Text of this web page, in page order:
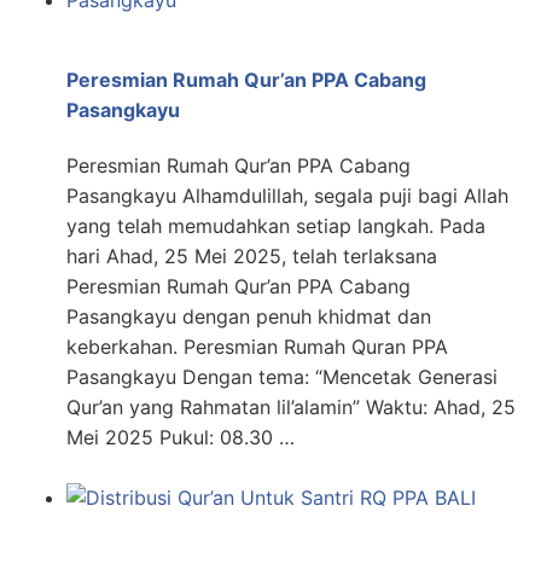
Peresmian Rumah Qur’an PPA Cabang
Pasangkayu
Peresmian Rumah Qur’an PPA Cabang
Pasangkayu Alhamdulillah, segala puji bagi Allah
yang telah memudahkan setiap langkah. Pada
hari Ahad, 25 Mei 2025, telah terlaksana
Peresmian Rumah Qur’an PPA Cabang
Pasangkayu dengan penuh khidmat dan
keberkahan. Peresmian Rumah Quran PPA
Pasangkayu Dengan tema: “Mencetak Generasi
Qur’an yang Rahmatan lil’alamin” Waktu: Ahad, 25
Mei 2025 Pukul: 08.30 …